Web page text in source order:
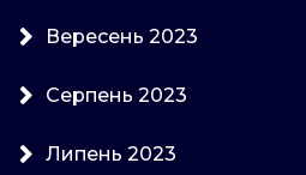
Вересень 2023
Серпень 2023
Липень 2023